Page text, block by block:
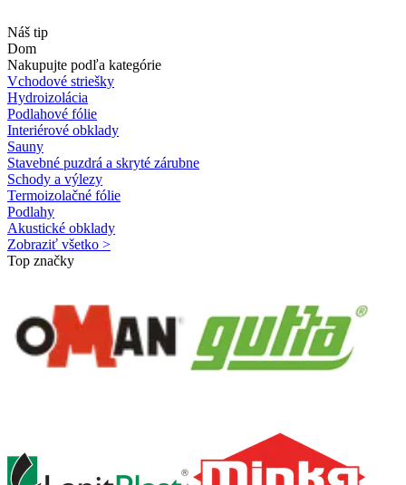
Náš tip
Dom
Nakupujte podľa kategórie
Vchodové striešky
Hydroizolácia
Podlahové fólie
Interiérové obklady
Sauny
Stavebné puzdrá a skryté zárubne
Schody a výlezy
Termoizolačné fólie
Podlahy
Akustické obklady
Zobraziť všetko >
Top značky